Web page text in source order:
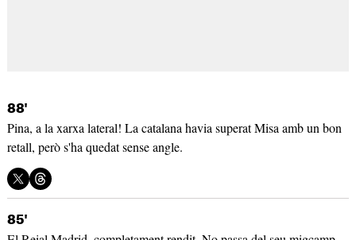
88'
Pina, a la xarxa lateral! La catalana havia superat Misa amb un bon
retall, però s'ha quedat sense angle.
85'